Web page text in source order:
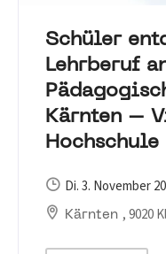
Schüler
Lehrberuf
Kärnten –
Hochschule
Di. 3. November
Kärnten , 9020